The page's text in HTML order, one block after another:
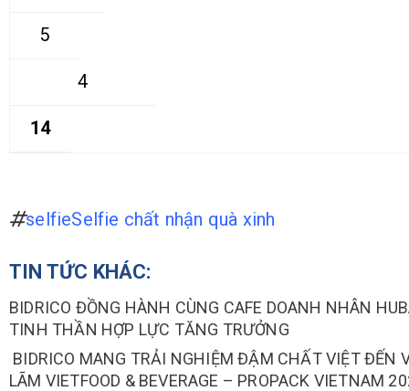
5
4
14
selfieSelfie chất nhận quà xinh
TIN TỨC KHÁC:
BIDRICO ĐỒNG HÀNH CÙNG CAFE DOANH NHÂN
TINH THẦN HỢP LỰC TĂNG TRƯỞNG
BIDRICO MANG TRẢI NGHIỆM ĐẬM CHẤT VIỆT ĐẾN
LÃM VIETFOOD & BEVERAGE – PROPACK VIETNAM